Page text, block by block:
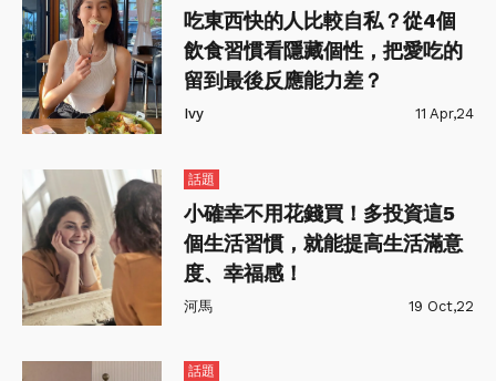
吃東西快的人比較自私？從4個
飲食習慣看隱藏個性，把愛吃的
留到最後反應能力差？
Ivy 11 Apr,24
話題
小確幸不用花錢買！多投資這5
個生活習慣，就能提高生活滿意
度、幸福感！
河馬 19 Oct,22
話題